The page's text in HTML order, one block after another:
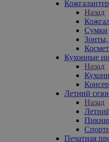
Назад
Сумки
Кухонные
Назад
Летний
Назад
Печатная